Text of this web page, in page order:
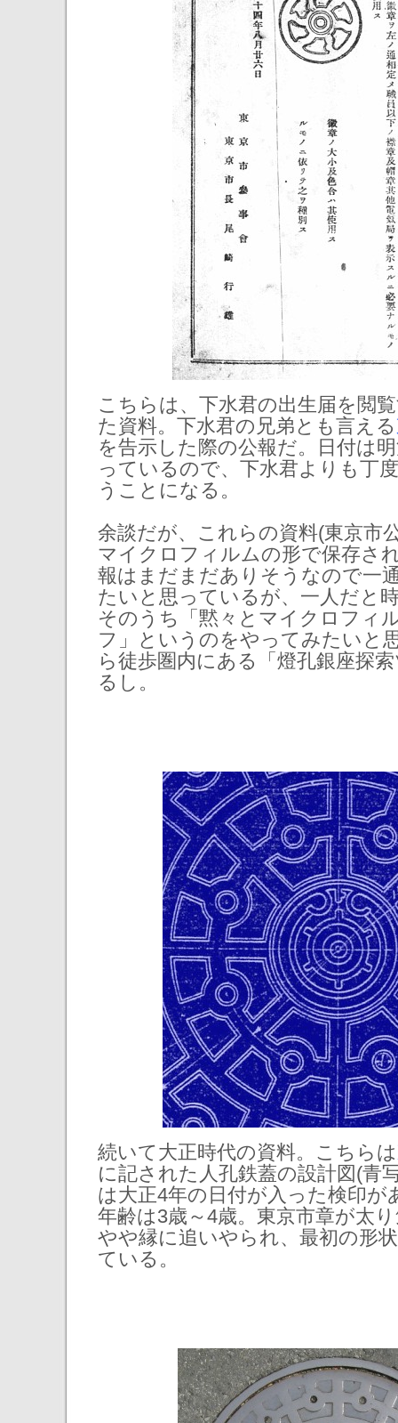
こちらは、下水君の出生届を閲
た資料。下水君の兄弟とも言える
を告示した際の公報だ。日付は
っているので、下水君よりも丁
うことになる。
余談だが、これらの資料(東京市
マイクロフィルムの形で保存さ
報はまだまだありそうなので一
たいと思っているが、一人だと
そのうち「黙々とマイクロフィ
フ」というのをやってみたいと
ら徒歩圏内にある「燈孔銀座探
るし。
続いて大正時代の資料。こちらは
に記された人孔鉄蓋の設計図(青
は大正4年の日付が入った検印が
年齢は3歳～4歳。東京市章が太
やや縁に追いやられ、最初の形
ている。